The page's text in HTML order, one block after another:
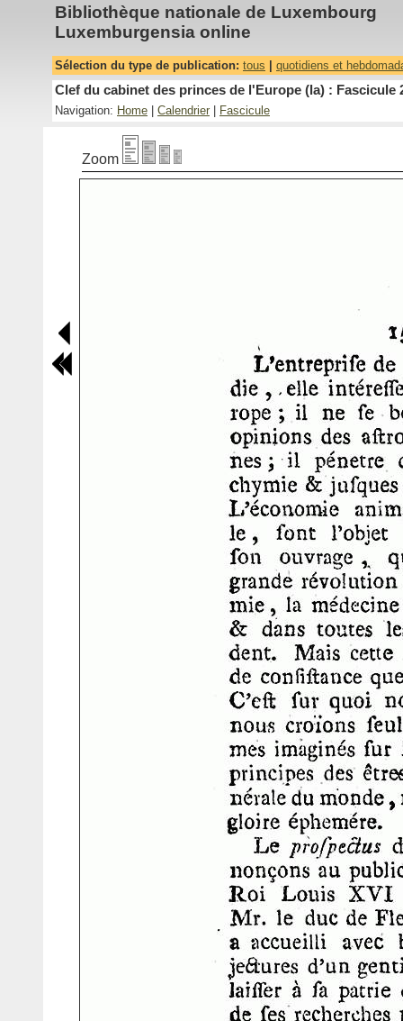
Bibliothèque nationale de Luxembourg
Luxemburgensia online
Sélection du type de publication: tous quotidiens et
Clef du cabinet des princes de l'Europe (la) : Fascicule
Navigation: Home Calendrier Fascicule
Zoom